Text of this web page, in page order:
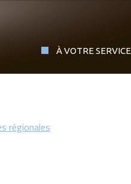
À VOTRE SERVICE
régionales